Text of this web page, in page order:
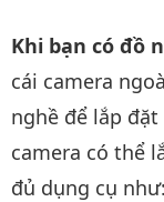
Khi bạn có đồ
cái camera
nghề để lắp
camera có thể
đủ dụng cụ